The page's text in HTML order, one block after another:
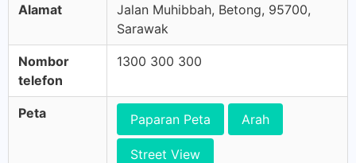
Alamat
Jalan Muhibbah, Betong, 95700,
Sarawak
Nombor
telefon
1300 300 300
Peta Paparan Peta Arah
Street View